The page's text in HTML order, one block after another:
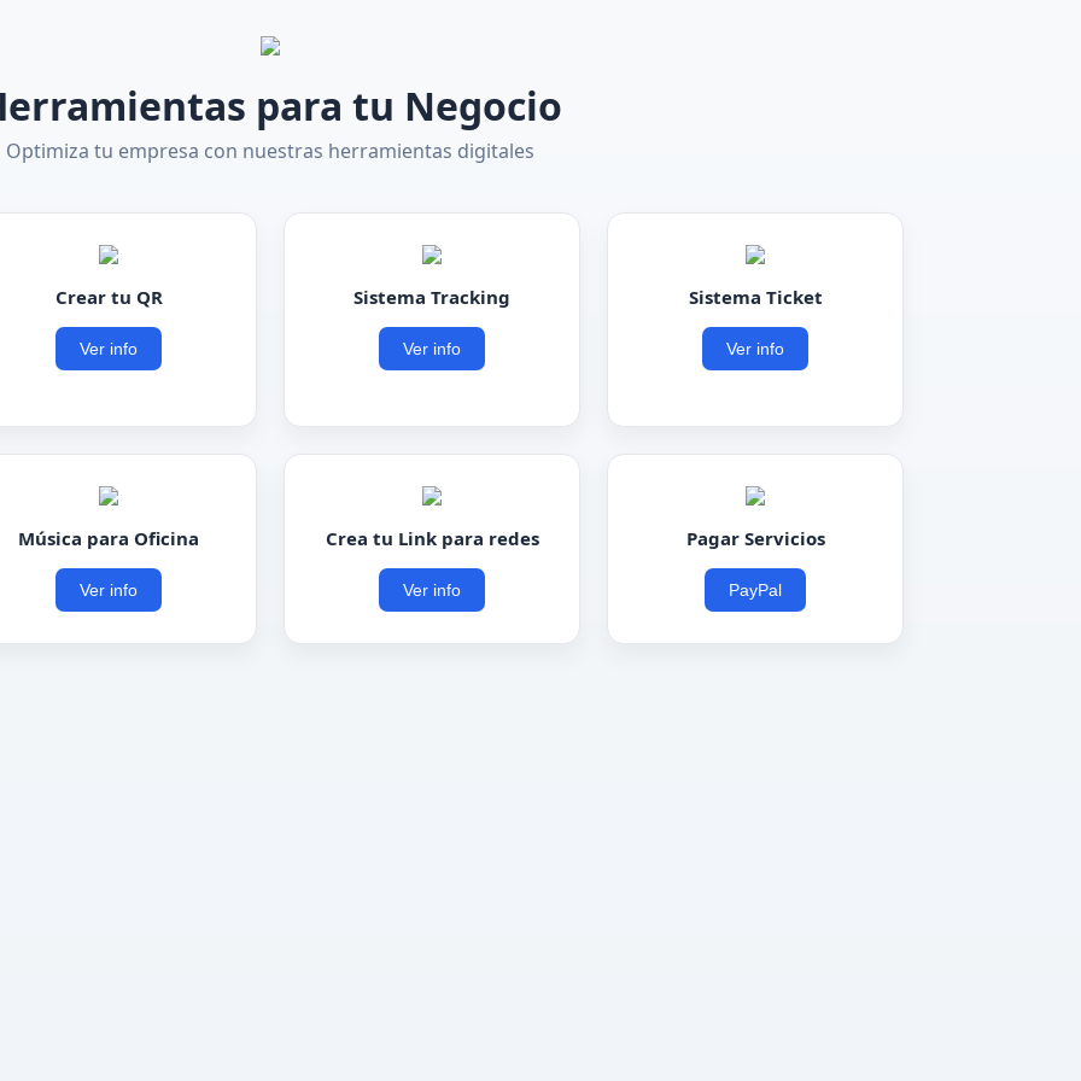
para tu Negocio
Optimiza tu empresa con nuestras herramientas digitales
Crear tu QR
Ver info
Sistema Tracking
Ver info
Sistema Ticket
Ver info
Música para Oficina
Ver info
Crea tu Link para redes
Ver info
Pagar Servicios
PayPal